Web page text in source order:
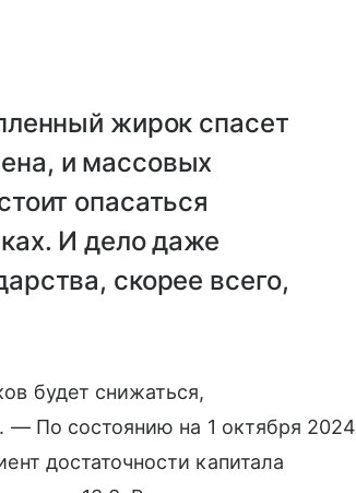
жирок спасет
и массовых
опасаться
И дело даже
скорее всего,
будет снижаться,
— По состоянию на 1 октября 2024
достаточности капитала